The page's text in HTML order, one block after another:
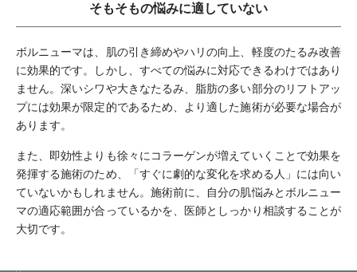
そもそもの悩みに適していない
ボルニューマは、肌の引き締めやハリの向上、軽度のたるみ改善
に効果的です。しかし、すべての悩みに対応できるわけではあり
ません。深いシワや大きなたるみ、脂肪の多い部分のリフトアッ
プには効果が限定的であるため、より適した施術が必要な場合が
あります。
また、即効性よりも徐々にコラーゲンが増えていくことで効果を
発揮する施術のため、「すぐに劇的な変化を求める人」には向い
ていないかもしれません。施術前に、自分の肌悩みとボルニュー
マの適応範囲が合っているかを、医師としっかり相談することが
大切です。